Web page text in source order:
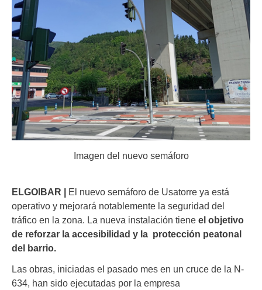
Imagen del nuevo semáforo
ELGOIBAR | El nuevo semáforo de Usatorre ya está
operativo y mejorará notablemente la seguridad del
tráfico en la zona. La nueva instalación tiene el objetivo
de reforzar la accesibilidad y la protección peatonal
del barrio.
Las obras, iniciadas el pasado mes en un cruce de la N-
634, han sido ejecutadas por la empresa